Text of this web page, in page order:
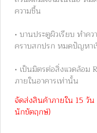
ความชื้น
• บานประตูผิวเรียบ ทำค
คราบสกปรก หมดปัญหา
• เป็นมิตรต่อสิ่งแวดล้อม
ภายในอาคารเท่านั้น
จัดส่งสินค้าภายใน 15 วั
นักขัตฤกษ์)